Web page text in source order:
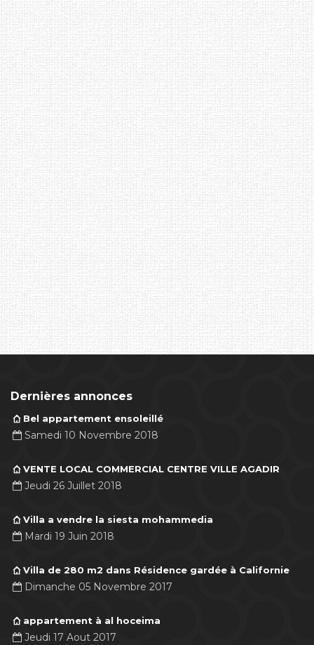
Dernières annonces
Bel appartement ensoleillé
Samedi 10 Novembre 2018
VENTE LOCAL COMMERCIAL CENTRE VILLE AGADIR
Jeudi 26 Juillet 2018
Villa a vendre la siesta mohammedia
Mardi 19 Juin 2018
Villa de 280 m2 dans Résidence gardée à Californie
Dimanche 05 Novembre 2017
appartement à al hoceima
Jeudi 17 Aout 2017